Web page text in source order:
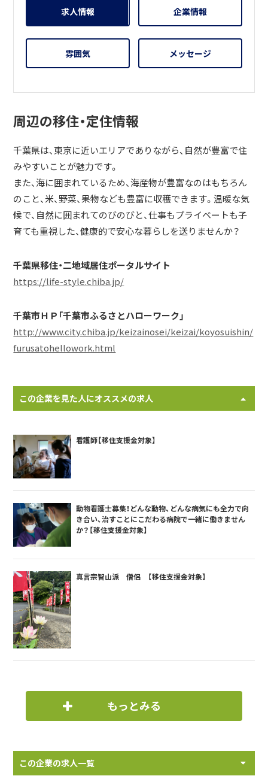
求人情報 企業情報
雰囲気 メッセージ
周辺の移住・定住情報
千葉県は、東京に近いエリアでありながら、自然が豊富で住
みやすいことが魅力です。
また、海に囲まれているため、海産物が豊富なのはもちろん
のこと、米、野菜、果物なども豊富に収穫できます。温暖な気
候で、自然に囲まれてのびのびと、仕事もプライベートも子
育ても重視した、健康的で安心な暮らしを送りませんか？
千葉県移住・二地域居住ポータルサイト
https://life-style.chiba.jp/
千葉市ＨＰ「千葉市ふるさとハローワーク」
http://www.city.chiba.jp/keizainosei/keizai/koyosuishin/
furusatohellowork.html
この企業を見た人にオススメの求人
看護師【移住支援金対象】
動物看護士募集！どんな動物、どんな病気にも全力で向
き合い、治すことにこだわる病院で一緒に働きません
か？【移住支援金対象】
真言宗智山派 僧侶 【移住支援金対象】
もっとみる
この企業の求人一覧